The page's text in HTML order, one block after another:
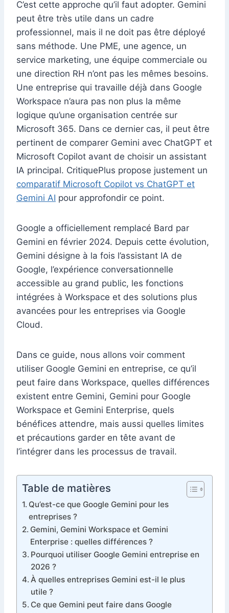
C’est cette approche qu’il faut adopter. Gemini
peut être très utile dans un cadre
professionnel, mais il ne doit pas être déployé
sans méthode. Une PME, une agence, un
service marketing, une équipe commerciale ou
une direction RH n’ont pas les mêmes besoins.
Une entreprise qui travaille déjà dans Google
Workspace n’aura pas non plus la même
logique qu’une organisation centrée sur
Microsoft 365. Dans ce dernier cas, il peut être
pertinent de comparer Gemini avec ChatGPT et
Microsoft Copilot avant de choisir un assistant
IA principal. CritiquePlus propose justement un
comparatif Microsoft Copilot vs ChatGPT et
Gemini AI pour approfondir ce point.
Google a officiellement remplacé Bard par
Gemini en février 2024. Depuis cette évolution,
Gemini désigne à la fois l’assistant IA de
Google, l’expérience conversationnelle
accessible au grand public, les fonctions
intégrées à Workspace et des solutions plus
avancées pour les entreprises via Google
Cloud.
Dans ce guide, nous allons voir comment
utiliser Google Gemini en entreprise, ce qu’il
peut faire dans Workspace, quelles différences
existent entre Gemini, Gemini pour Google
Workspace et Gemini Enterprise, quels
bénéfices attendre, mais aussi quelles limites
et précautions garder en tête avant de
l’intégrer dans les processus de travail.
Table de matières
Qu’est-ce que Google Gemini pour les
entreprises ?
Gemini, Gemini Workspace et Gemini
Enterprise : quelles différences ?
Pourquoi utiliser Google Gemini entreprise en
2026 ?
À quelles entreprises Gemini est-il le plus
utile ?
Ce que Gemini peut faire dans Google